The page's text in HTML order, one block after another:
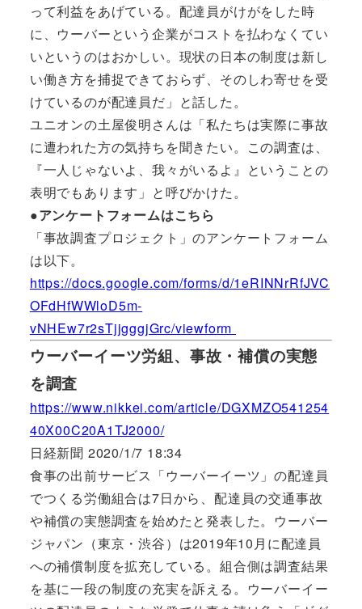
って利益をあげている。配達員がけがをした時
に、ウーバーという企業がコストを払わなくてい
いというのはおかしい。現状の日本の制度は新し
い働き方を捕捉できておらず、そのしわ寄せを受
けているのが配達員だ」と話した。
ユニオンの土屋俊明さんは「私たちは実際に事故
に遭われた方の気持ちを聞きたい。この調査は、
『一人じゃないよ、我々がいるよ』ということの
表明でもあります」と呼びかけた。
●アンケートフォームはこちら
「事故調査プロジェクト」のアンケートフォーム
は以下。
https://docs.google.com/forms/d/1eRINNrRfJVC
OFdHfWWloD5m-
vNHEw7r2sTjjgggjGrc/viewform
ウーバーイーツ労組、事故・補償の実態
を調査
https://www.nikkei.com/article/DGXMZO541254
40X00C20A1TJ2000/
日経新聞 2020/1/7 18:34
食事の出前サービス「ウーバーイーツ」の配達員
でつくる労働組合は7日から、配達員の交通事故
や補償の実態調査を始めたと発表した。ウーバー
ジャパン（東京・渋谷）は2019年10月に配達員
への補償制度を拡充している。組合側は調査結果
を基に一段の制度の充実を訴える。ウーバーイー